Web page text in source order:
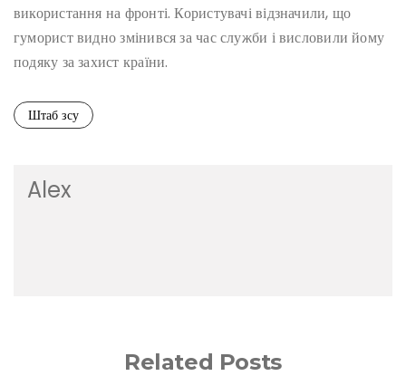
використання на фронті. Користувачі відзначили, що
гуморист видно змінився за час служби і висловили йому
подяку за захист країни.
Штаб зсу
Alex
Related Posts